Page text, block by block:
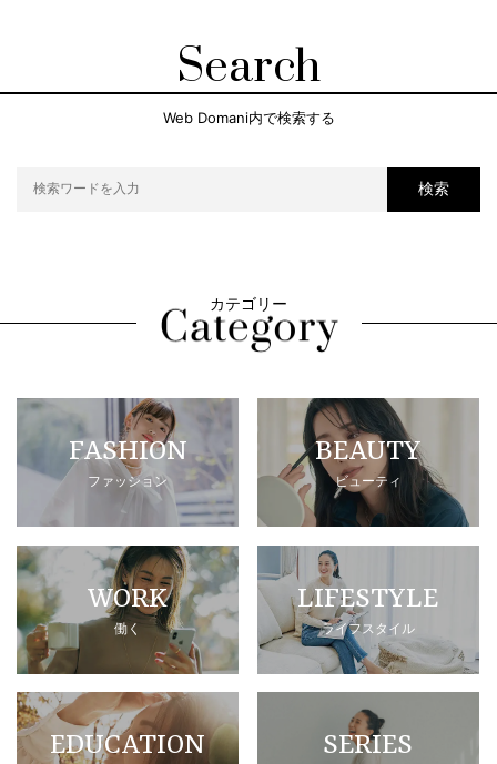
Search
Web Domani内で検索する
検索
カテゴリー
FASHION
ファッション
BEAUTY
ビューティ
WORK
働く
LIFESTYLE
ライフスタイル
EDUCATION SERIES